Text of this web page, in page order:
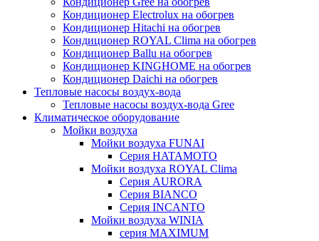
Кондиционер Electrolux на обогрев
Кондиционер Hitachi на обогрев
Кондиционер ROYAL Clima на обогрев
Кондиционер Ballu на обогрев
Кондиционер KINGHOME на обогрев
Кондиционер Daichi на обогрев
Тепловые насосы воздух-вода
Тепловые насосы воздух-вода Gree
Климатическое оборудование
Мойки воздуха
Мойки воздуха FUNAI
Серия HATAMOTO
Мойки воздуха ROYAL Clima
Серия AURORA
Серия BIANCO
Серия INCANTO
Мойки воздуха WINIA
серия MAXIMUM